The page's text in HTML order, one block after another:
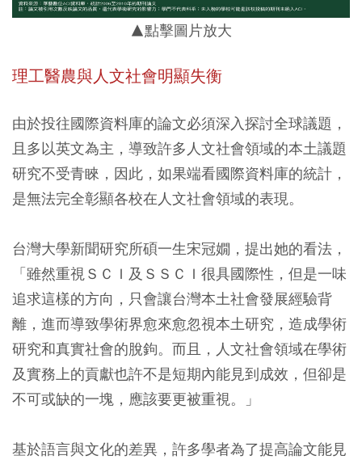
▲點擊圖片放大
理工醫農與人文社會明顯失衡
由於投往國際資料庫的論文必須深入探討全球議題，
且多以英文為主，導致許多人文社會領域的本土議題
研究不受青睞，因此，如果端看國際資料庫的統計，
是無法完全彰顯各校在人文社會領域的表現。
台灣大學新聞研究所碩一生宋冠嫺，提出她的看法，
「雖然重視ＳＣＩ及ＳＳＣＩ很具國際性，但是一味
追求這樣的方向，只會讓台灣本土社會發展經驗背
離，進而導致學術界愈來愈忽視本土研究，造成學術
研究和真實社會的脫鉤。而且，人文社會領域在學術
及實務上的貢獻也許不是短期內能見到成效，但卻是
不可或缺的一塊，應該要更被重視。」
基於語言與文化的差異，許多學者為了提高論文能見